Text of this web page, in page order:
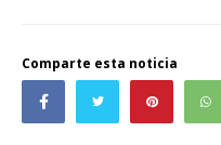
Comparte esta noticia